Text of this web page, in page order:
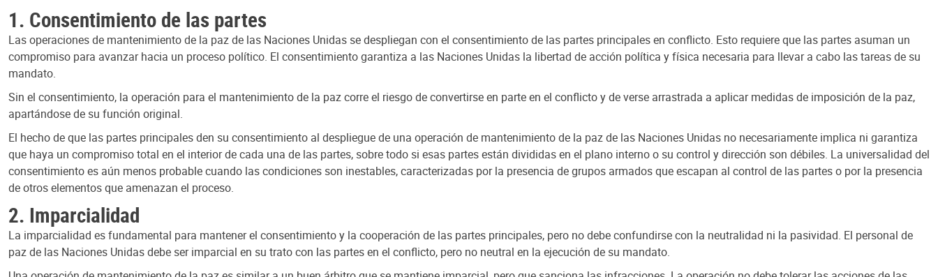
1. Consentimiento de las partes
Las operaciones de mantenimiento de la paz de las Naciones Unidas se despliegan con el consentimiento de las partes principales en conflicto. Esto requiere que las partes asuman un
compromiso para avanzar hacia un proceso político. El consentimiento garantiza a las Naciones Unidas la libertad de acción política y física necesaria para llevar a cabo las tareas de su
mandato.
Sin el consentimiento, la operación para el mantenimiento de la paz corre el riesgo de convertirse en parte en el conflicto y de verse arrastrada a aplicar medidas de imposición de la paz,
apartándose de su función original.
El hecho de que las partes principales den su consentimiento al despliegue de una operación de mantenimiento de la paz de las Naciones Unidas no necesariamente implica ni garantiza
que haya un compromiso total en el interior de cada una de las partes, sobre todo si esas partes están divididas en el plano interno o su control y dirección son débiles. La universalidad del
consentimiento es aún menos probable cuando las condiciones son inestables, caracterizadas por la presencia de grupos armados que escapan al control de las partes o por la presencia
de otros elementos que amenazan el proceso.
2. Imparcialidad
La imparcialidad es fundamental para mantener el consentimiento y la cooperación de las partes principales, pero no debe confundirse con la neutralidad ni la pasividad. El personal de
paz de las Naciones Unidas debe ser imparcial en su trato con las partes en el conflicto, pero no neutral en la ejecución de su mandato.